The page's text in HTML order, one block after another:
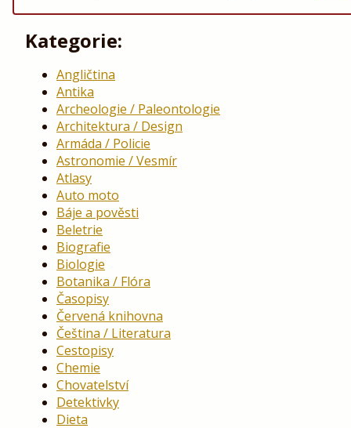
Kategorie:
Angličtina
Antika
Archeologie / Paleontologie
Architektura / Design
Armáda / Policie
Astronomie / Vesmír
Atlasy
Auto moto
Báje a pověsti
Beletrie
Biografie
Biologie
Botanika / Flóra
Časopisy
Červená knihovna
Čeština / Literatura
Cestopisy
Chemie
Chovatelství
Detektivky
Dieta